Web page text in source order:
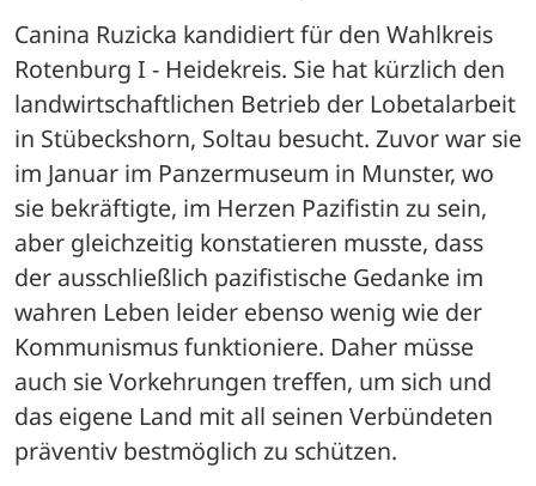
Canina Ruzicka kandidiert für den Wahlkreis
Rotenburg I - Heidekreis. Sie hat kürzlich den
landwirtschaftlichen Betrieb der Lobetalarbeit
in Stübeckshorn, Soltau besucht. Zuvor war sie
im Januar im Panzermuseum in Munster, wo
sie bekräftigte, im Herzen Pazifistin zu sein,
aber gleichzeitig konstatieren musste, dass
der ausschließlich pazifistische Gedanke im
wahren Leben leider ebenso wenig wie der
Kommunismus funktioniere. Daher müsse
auch sie Vorkehrungen treffen, um sich und
das eigene Land mit all seinen Verbündeten
präventiv bestmöglich zu schützen.